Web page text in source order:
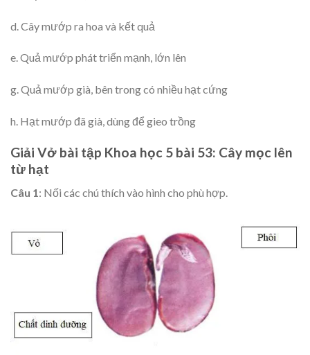
d. Cây mướp ra hoa và kết quả
e. Quả mướp phát triển mạnh, lớn lên
g. Quả mướp già, bên trong có nhiều hạt cứng
h. Hạt mướp đã già, dùng để gieo trồng
Giải Vở bài tập Khoa học 5 bài 53: Cây mọc lên
từ hạt
Câu 1: Nối các chú thích vào hình cho phù hợp.